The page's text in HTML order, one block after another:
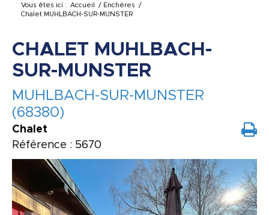
Vous êtes ici : Accueil / Enchères
/
Chalet MUHLBACH-SUR-MUNSTER
CHALET MUHLBACH-
SUR-MUNSTER
MUHLBACH-SUR-MUNSTER
(68380)
Chalet
Référence : 5670